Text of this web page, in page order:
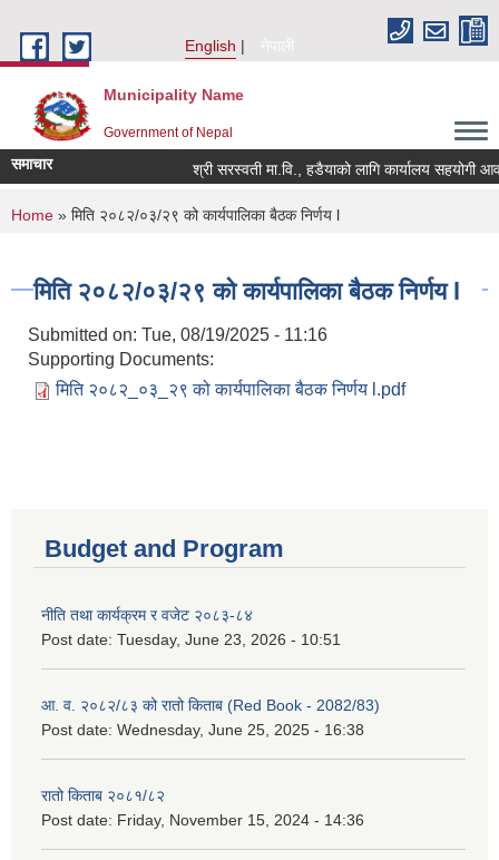
English
नेपाली
Municipality Name
Government of Nepal
समाचार श्री सरस्वती मा.वि., हडैयाको लागि कार्यालय सहयोगी
You are here
Home » मिति २०८२/०३/२९ को कार्यपालिका बैठक निर्णय l
मिति २०८२/०३/२९ को कार्यपालिका बैठक निर्णय l
Submitted on: Tue, 08/19/2025 - 11:16
Supporting Documents:
मिति २०८२_०३_२९ को कार्यपालिका बैठक निर्णय l.pdf
Budget and Program
नीति तथा कार्यक्रम र वजेट २०८३-८४
Post date: Tuesday, June 23, 2026 - 10:51
आ. व. २०८२/८३ को रातो किताब (Red Book - 2082/83)
Post date: Wednesday, June 25, 2025 - 16:38
रातो किताब २०८१/८२
Post date: Friday, November 15, 2024 - 14:36